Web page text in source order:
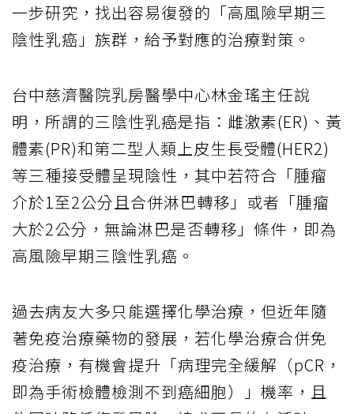
一步研究，找出容易復發的「高風險早期三
陰性乳癌」族群，給予對應的治療對策。
台中慈濟醫院乳房醫學中心林金瑤主任說
明，所謂的三陰性乳癌是指：雌激素(ER)、黃
體素(PR)和第二型人類上皮生長受體(HER2)
等三種接受體呈現陰性，其中若符合「腫瘤
介於1至2公分且合併淋巴轉移」或者「腫瘤
大於2公分，無論淋巴是否轉移」條件，即為
高風險早期三陰性乳癌。
過去病友大多只能選擇化學治療，但近年隨
著免疫治療藥物的發展，若化學治療合併免
疫治療，有機會提升「病理完全緩解（pCR，
即為手術檢體檢測不到癌細胞）」機率，且